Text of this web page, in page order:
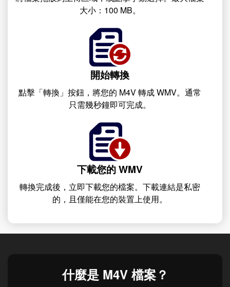
大小：100 MB。
開始轉換
點擊「轉換」按鈕，將您的 M4V 轉成 WMV。通常
只需幾秒鐘即可完成。
下載您的 WMV
轉換完成後，立即下載您的檔案。下載連結是私密
的，且僅能在您的裝置上使用。
什麼是 M4V 檔案？